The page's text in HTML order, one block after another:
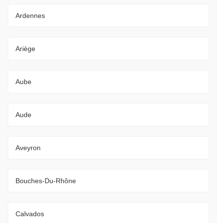
Ardennes
Ariège
Aube
Aude
Aveyron
Bouches-Du-Rhône
Calvados